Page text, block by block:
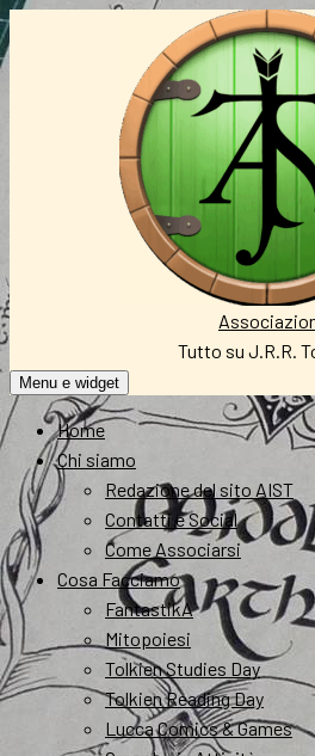
Vai
al
Tutto su J.R.R.
Menu e widget
Home
Chi siamo
Redazione del sito AIST
Contatti e Social
Come Associarsi
Cosa Facciamo
FantastikA
Mitopoiesi
Tolkien Studies Day
Tolkien Reading Day
Lucca Comics & Games